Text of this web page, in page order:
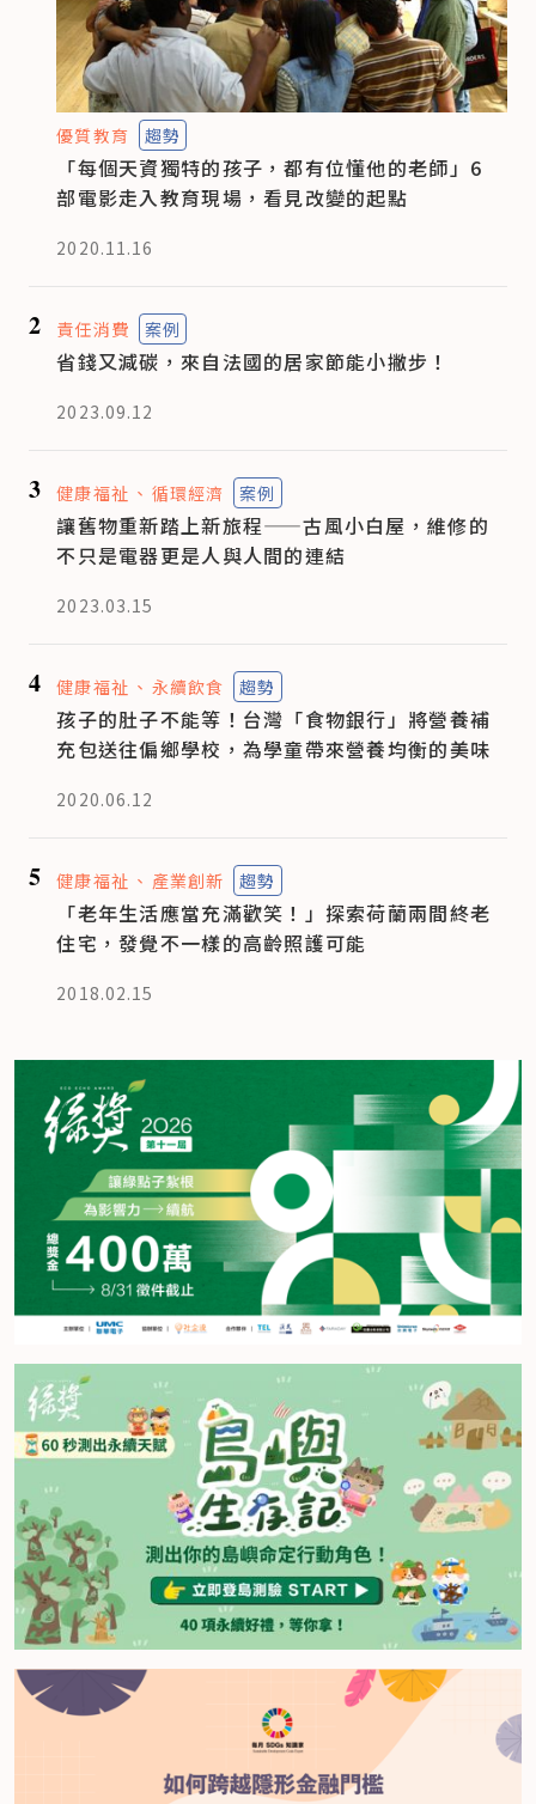
優質教育 趨勢
「每個天資獨特的孩子，都有位懂他的老師」6
部電影走入教育現場，看見改變的起點
2020.11.16
2 責任消費 案例
省錢又減碳，來自法國的居家節能小撇步！
2023.09.12
3 健康福祉 循環經濟 案例
讓舊物重新踏上新旅程——古風小白屋，維修的
不只是電器更是人與人間的連結
2023.03.15
4 健康福祉 永續飲食 趨勢
孩子的肚子不能等！台灣「食物銀行」將營養補
充包送往偏鄉學校，為學童帶來營養均衡的美味
2020.06.12
5 健康福祉 產業創新 趨勢
「老年生活應當充滿歡笑！」探索荷蘭兩間終老
住宅，發覺不一樣的高齡照護可能
2018.02.15